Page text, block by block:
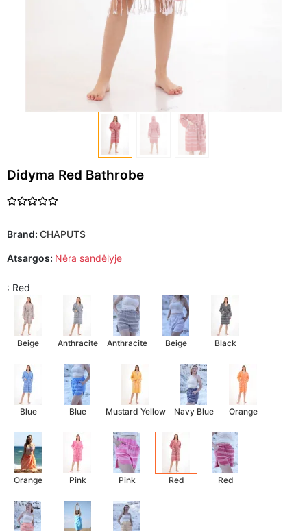
Didyma Red Bathrobe
Brand: CHAPUTS
Atsargos: Nėra sandėlyje
: Red
Beige Anthracite Anthracite Beige Black
Blue Blue Mustard Yellow Navy Blue Orange
Orange Pink Pink Red Red